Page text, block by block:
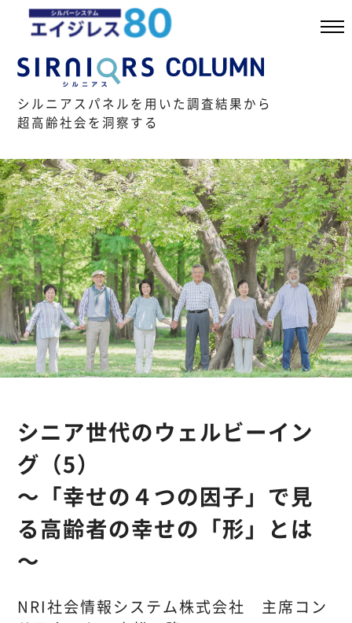
シルニアスパネルを用いた調査結果から
超高齢社会を洞察する
シニア世代のウェルビーイン
グ（5）
～「幸せの４つの因子」で見
る高齢者の幸せの「形」とは
～
NRI社会情報システム株式会社 主席コン